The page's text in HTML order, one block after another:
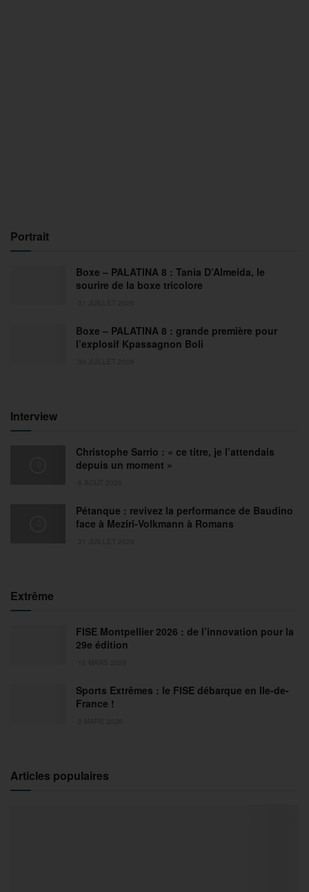
Portrait
Boxe – PALATINA 8 : Tania D’Almeida, le
sourire de la boxe tricolore
Boxe – PALATINA 8 : grande première pour
l’explosif Kpassagnon Boli
Interview
Christophe Sarrio : « ce titre, je l’attendais
depuis un moment »
Pétanque : revivez la performance de Baudino
face à Meziri-Volkmann à Romans
Extrême
FISE Montpellier 2026 : de l’innovation pour la
29e édition
Sports Extrêmes : le FISE débarque en Ile-de-
France !
Articles populaires